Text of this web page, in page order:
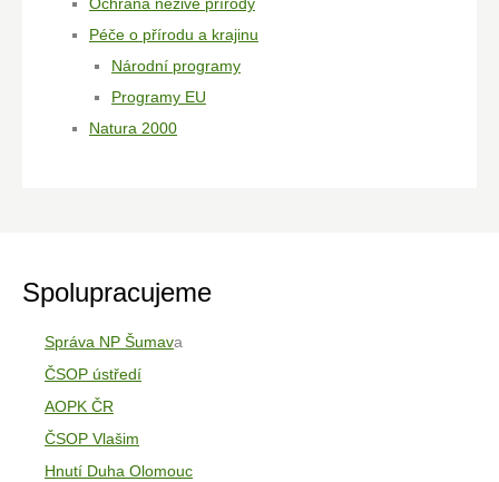
Péče o přírodu a krajinu
Národní programy
Programy EU
Natura 2000
Spolupracujeme
Správa NP Šumava
ČSOP ústředí
AOPK ČR
ČSOP Vlašim
Hnutí Duha Olomouc